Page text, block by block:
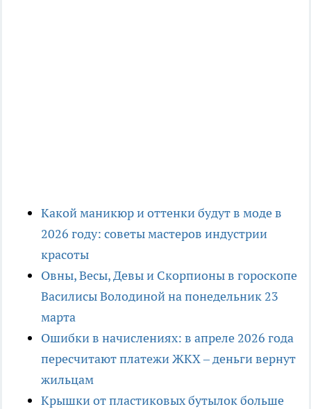
Какой маникюр и оттенки будут в моде в
2026 году: советы мастеров индустрии
красоты
Овны, Весы, Девы и Скорпионы в гороскопе
Василисы Володиной на понедельник 23
марта
Ошибки в начислениях: в апреле 2026 года
пересчитают платежи ЖКХ – деньги вернут
жильцам
Крышки от пластиковых бутылок больше